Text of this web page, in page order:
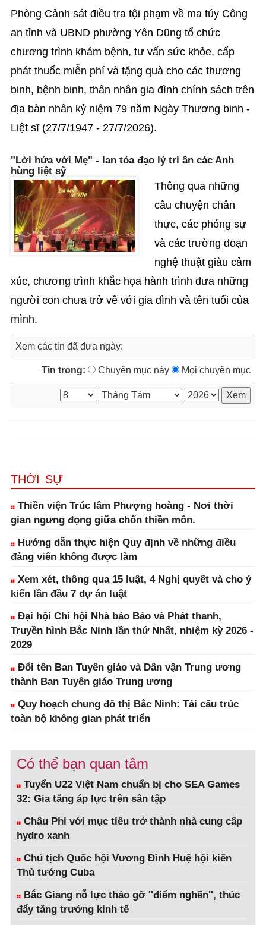
Phòng Cảnh sát điều tra tội phạm về ma túy Công
an tỉnh và UBND phường Yên Dũng tổ chức
chương trình khám bệnh, tư vấn sức khỏe, cấp
phát thuốc miễn phí và tặng quà cho các thương
binh, bệnh binh, thân nhân gia đình chính sách trên
địa bàn nhân kỷ niệm 79 năm Ngày Thương binh -
Liệt sĩ (27/7/1947 - 27/7/2026).
"Lời hứa với Mẹ" - lan tỏa đạo lý tri ân các Anh
hùng liệt sỹ
Thông qua những
câu chuyện chân
thực, các phóng sự
và các trường đoạn
nghệ thuật giàu cảm
xúc, chương trình khắc họa hành trình đưa những
người con chưa trở về với gia đình và tên tuổi của
mình.
Xem các tin đã đưa ngày:
Tin trong: Chuyên mục này Mọi chuyên mục
THỜI SỰ
Thiền viện Trúc lâm Phượng hoàng - Nơi thời
gian ngưng đọng giữa chốn thiền môn.
Hướng dẫn thực hiện Quy định về những điều
đảng viên không được làm
Xem xét, thông qua 15 luật, 4 Nghị quyết và cho ý
kiến lần đầu 7 dự án luật
Đại hội Chi hội Nhà báo Báo và Phát thanh,
Truyền hình Bắc Ninh lần thứ Nhất, nhiệm kỳ 2026 -
2029
Đổi tên Ban Tuyên giáo và Dân vận Trung ương
thành Ban Tuyên giáo Trung ương
Quy hoạch chung đô thị Bắc Ninh: Tái cấu trúc
toàn bộ không gian phát triển
Có thể bạn quan tâm
Tuyển U22 Việt Nam chuẩn bị cho SEA Games
32: Gia tăng áp lực trên sân tập
Châu Phi với mục tiêu trở thành nhà cung cấp
hydro xanh
Chủ tịch Quốc hội Vương Đình Huệ hội kiến
Thủ tướng Cuba
Bắc Giang nỗ lực tháo gỡ ''điểm nghẽn'', thúc
đẩy tăng trưởng kinh tế